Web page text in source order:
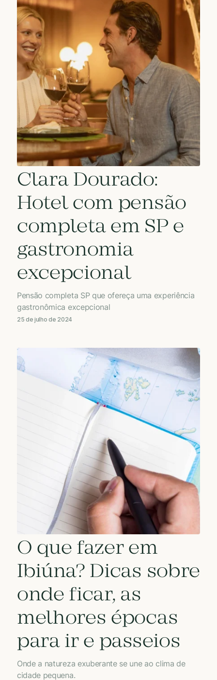
Clara Dourado:
Hotel com pensão
completa em SP e
gastronomia
excepcional
Pensão completa SP que ofereça uma experiência
gastronômica excepcional
25 de julho de 2024
O que fazer em
Ibiúna? Dicas sobre
onde ficar, as
melhores épocas
para ir e passeios
Onde a natureza exuberante se une ao clima de
cidade pequena.